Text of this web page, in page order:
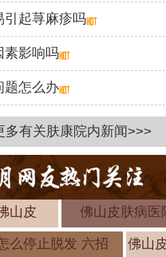
引起荨麻疹吗
素影响吗
题怎么办
多有关肤康院内新闻>>>
山皮 佛山皮肤病医
么停止脱发 六招
佛山